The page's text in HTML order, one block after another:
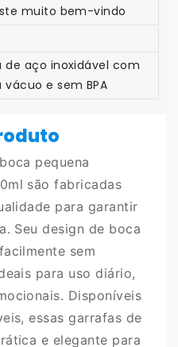
muito bem-vindo
de aço inoxidável com
e sem BPA
pequena
são fabricadas
para garantir
Seu design de boca
sem
para uso diário,
Disponíveis
essas garrafas de
e elegante para